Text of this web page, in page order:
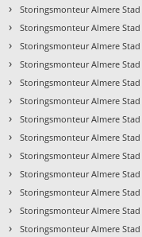
› Storingsmonteur Almere
› Storingsmonteur Almere
› Storingsmonteur Almere
› Storingsmonteur Almere
› Storingsmonteur Almere
› Storingsmonteur Almere
› Storingsmonteur Almere
› Storingsmonteur Almere
› Storingsmonteur Almere
› Storingsmonteur Almere Stad
› Storingsmonteur Almere
› Storingsmonteur Almere
› Storingsmonteur Almere